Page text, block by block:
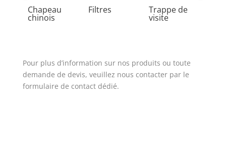
Chapeau
chinois
Filtres Trappe de
visite
Pour plus d’information sur nos produits ou toute
demande de devis, veuillez nous contacter par le
formulaire de contact dédié.